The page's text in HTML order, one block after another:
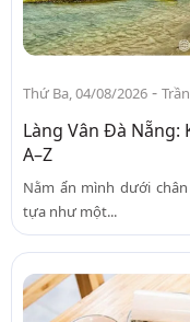
Thứ Ba, 04/08/2026 -
Làng Vân Đà Nẵng:
A–Z
Nằm ẩn mình dưới
tựa như một...